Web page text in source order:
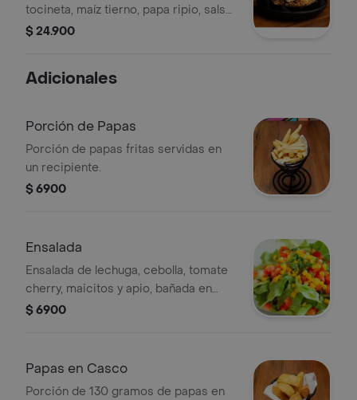
tocineta, maíz tierno, papa ripio, salsa
sésamo, queso mozarella gratinado.
$ 24.900
Adicionales
Porción de Papas
Porción de papas fritas servidas en
un recipiente.
$ 6900
Ensalada
Ensalada de lechuga, cebolla, tomate
cherry, maicitos y apio, bañada en
vinagreta de sésamo.
$ 6900
Papas en Casco
Porción de 130 gramos de papas en